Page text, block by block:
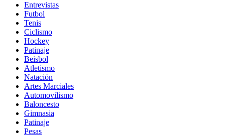
Entrevistas
Futbol
Tenis
Ciclismo
Hockey
Patinaje
Beisbol
Atletismo
Natación
Artes Marciales
Automovilismo
Baloncesto
Gimnasia
Patinaje
Pesas